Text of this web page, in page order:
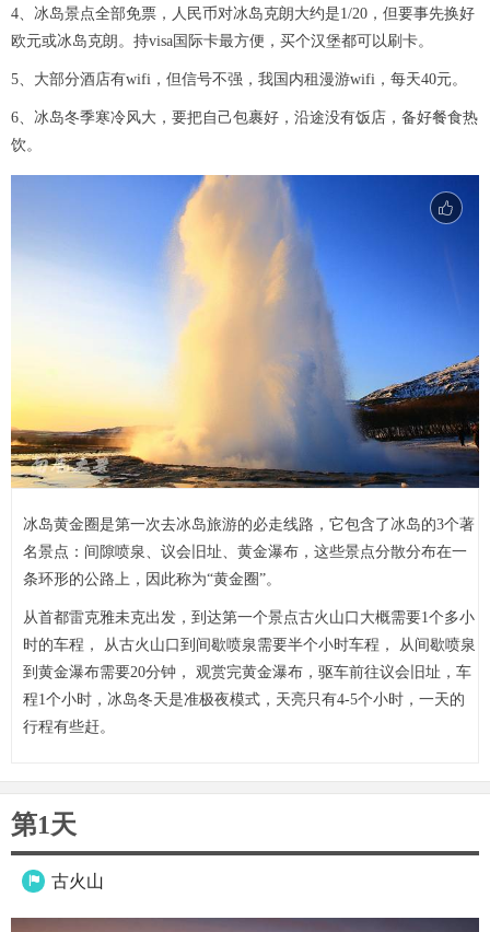
4、冰岛景点全部免票，人民币对冰岛克朗大约是1/20，但要事先换好
欧元或冰岛克朗。持visa国际卡最方便，买个汉堡都可以刷卡。
5、大部分酒店有wifi，但信号不强，我国内租漫游wifi，每天40元。
6、冰岛冬季寒冷风大，要把自己包裹好，沿途没有饭店，备好餐食热
饮。
冰岛黄金圈是第一次去冰岛旅游的必走线路，它包含了冰岛的3个著
名景点：间隙喷泉、议会旧址、黄金瀑布，这些景点分散分布在一
条环形的公路上，因此称为“黄金圈”。
从首都雷克雅未克出发，到达第一个景点古火山口大概需要1个多小
时的车程， 从古火山口到间歇喷泉需要半个小时车程， 从间歇喷泉
到黄金瀑布需要20分钟， 观赏完黄金瀑布，驱车前往议会旧址，车
程1个小时，冰岛冬天是准极夜模式，天亮只有4-5个小时，一天的
行程有些赶。
第1天
 古火山